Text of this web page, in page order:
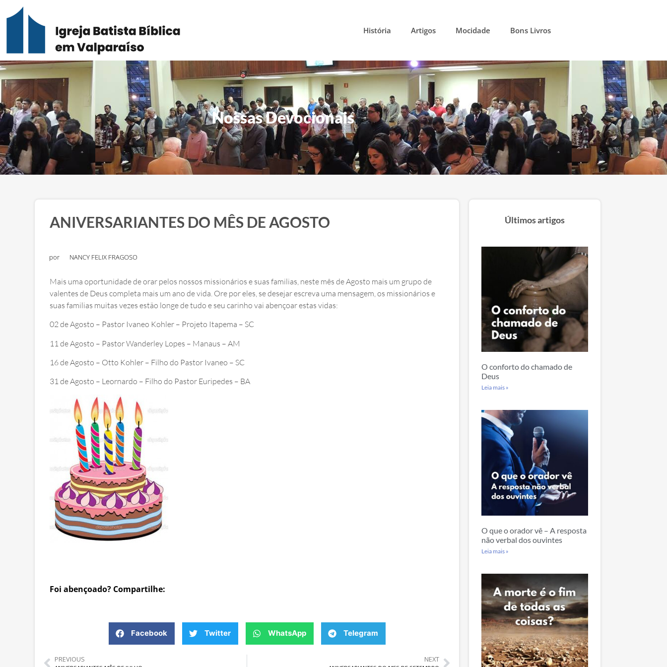
História Artigos Mocidade Bons Livros
Nossas Devocionais
ANIVERSARIANTES DO MÊS DE AGOSTO
por NANCY FELIX FRAGOSO
Mais uma oportunidade de orar pelos nossos missionários e suas familias, neste mês de Agosto mais um grupo de
valentes de Deus completa mais um ano de vida. Ore por eles, se desejar escreva uma mensagem, os missionários e
suas familias muitas vezes estão longe de tudo e seu carinho vai abençoar estas vidas:
02 de Agosto – Pastor Ivaneo Kohler – Projeto Itapema – SC
11 de Agosto – Pastor Wanderley Lopes – Manaus – AM
16 de Agosto – Otto Kohler – Filho do Pastor Ivaneo – SC
31 de Agosto – Leornardo – Filho do Pastor Euripedes – BA
Foi abençoado? Compartilhe:
Facebook Twitter WhatsApp Telegram
PREVIOUS NEXT
Últimos artigos
O conforto do chamado de
Deus
Leia mais »
O que o orador vê – A resposta
não verbal dos ouvintes
Leia mais »